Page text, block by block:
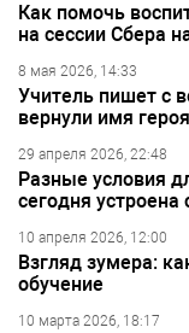
Как помочь
на сессии Сбера
8 мая 2026, 14:33
Учитель пишет с
вернули имя
29 апреля 2026, 22:48
Разные условия
сегодня устроена
10 апреля 2026, 12:00
Взгляд зумера:
обучение
10 марта 2026, 18:17